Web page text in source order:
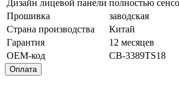
Дизайн лицевой панели полностью
Прошивка
заводская
Страна производства
Китай
Гарантия
12 месяцев
OEM-код
CB-3389TS18
Оплата